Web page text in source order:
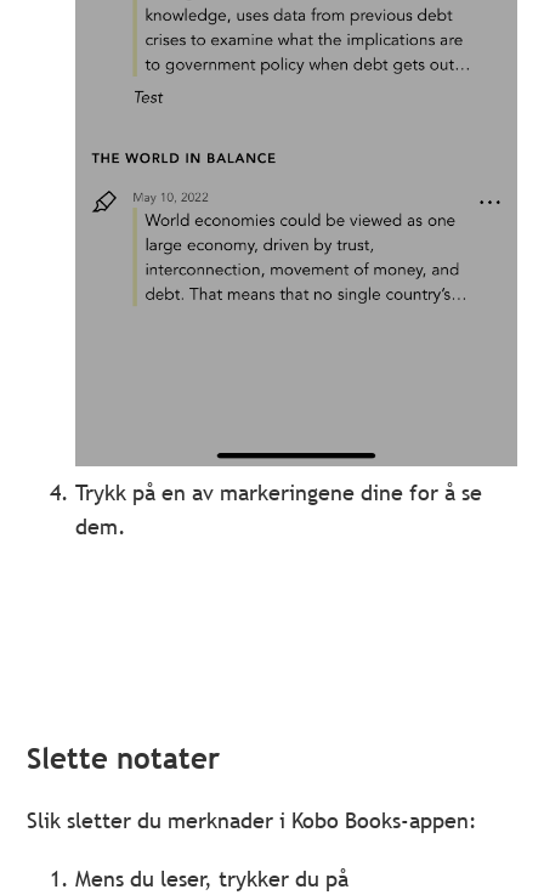
Trykk på en av markeringene dine for å se
dem.
Slette notater
Slik sletter du merknader i Kobo Books-appen:
Mens du leser, trykker du på